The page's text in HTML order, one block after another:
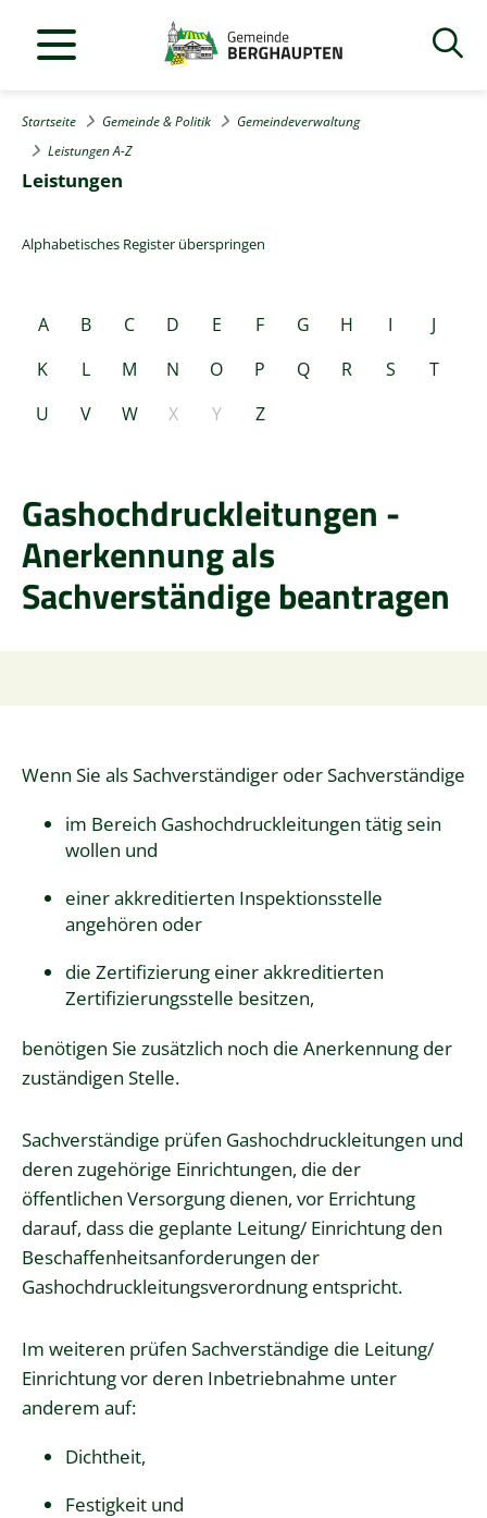
Startseite Gemeinde & Politik
Gemeindeverwaltung
Leistungen A-Z
Leistungen
Alphabetisches Register überspringen
A B C D E F G H I
J
K
L M N O P Q R S
T
U
V W X Y Z
Gashochdruckleitungen -
Anerkennung als
Sachverständige beantragen
Wenn Sie als Sachverständiger oder Sachverständige
im Bereich Gashochdruckleitungen tätig sein
wollen und
einer akkreditierten Inspektionsstelle
angehören oder
die Zertifizierung einer akkreditierten
Zertifizierungsstelle besitzen,
benötigen Sie zusätzlich noch die Anerkennung der
zuständigen Stelle.
Sachverständige prüfen Gashochdruckleitungen und
deren zugehörige Einrichtungen, die der
öffentlichen Versorgung dienen, vor Errichtung
darauf, dass die geplante Leitung/ Einrichtung den
Beschaffenheitsanforderungen der
Gashochdruckleitungsverordnung entspricht.
Im weiteren prüfen Sachverständige die Leitung/
Einrichtung vor deren Inbetriebnahme unter
anderem auf:
Dichtheit,
Festigkeit und